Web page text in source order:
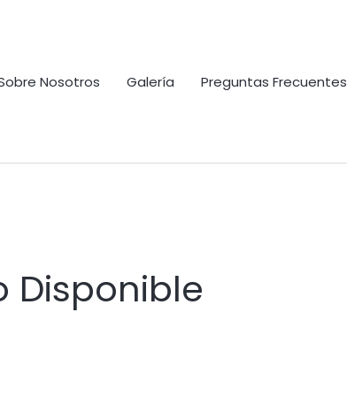
Nosotros Galería Preguntas Frecuentes
Disponible